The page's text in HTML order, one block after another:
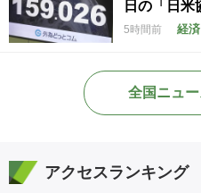
日の「日米
5時間前 経済
全国ニュ
アクセスランキング